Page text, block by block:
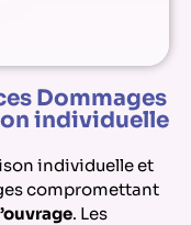
Dommages
individuelle
individuelle et
compromettant
. Les